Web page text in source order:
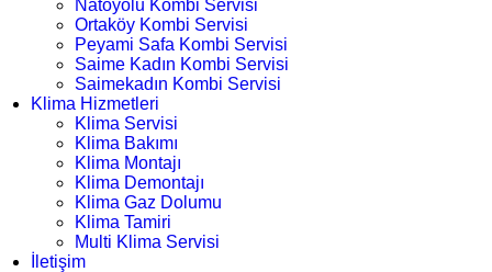
Natoyolu Kombi Servisi
Ortaköy Kombi Servisi
Peyami Safa Kombi Servisi
Saime Kadın Kombi Servisi
Saimekadın Kombi Servisi
Klima Hizmetleri
Klima Servisi
Klima Bakımı
Klima Montajı
Klima Demontajı
Klima Gaz Dolumu
Klima Tamiri
Multi Klima Servisi
İletişim